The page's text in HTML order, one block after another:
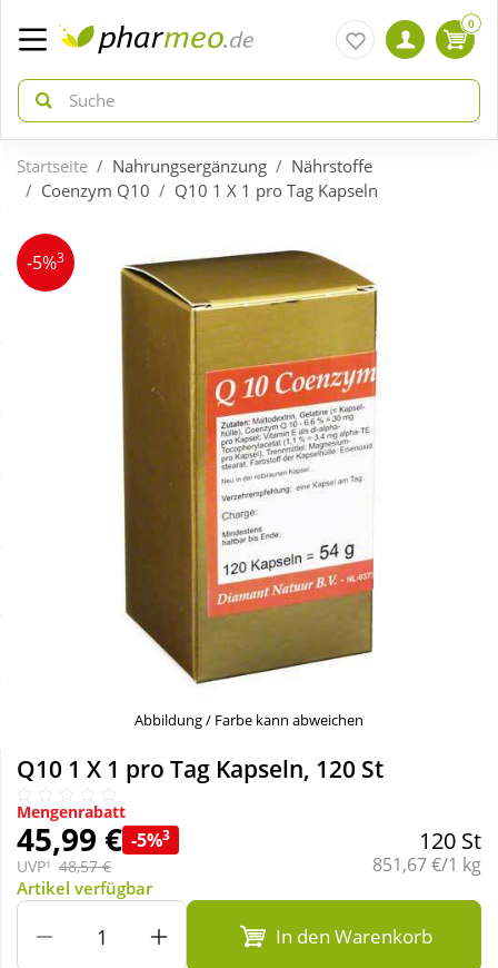
zurück
ÜBERSICHT AKTIONEN
Täglich gut versorgt
zurück
ÜBERSICHT KATEGORIEN
Nahrungsergänzung
Natur & Homöopathie
Sanitätshaus
0
Startseite Nahrungsergänzung
Nährstoffe
Coenzym Q10
Q10 1 X 1 pro Tag Kapseln
-5%3
Abbildung / Farbe kann abweichen
Q10 1 X 1 pro Tag Kapseln, 120 St
Mengenrabatt
45,99 € -5%3
UVP¹ 48,57 €
120 St
Grundpreis:
851,67 €/1 kg
Artikel verfügbar
In den Warenkorb